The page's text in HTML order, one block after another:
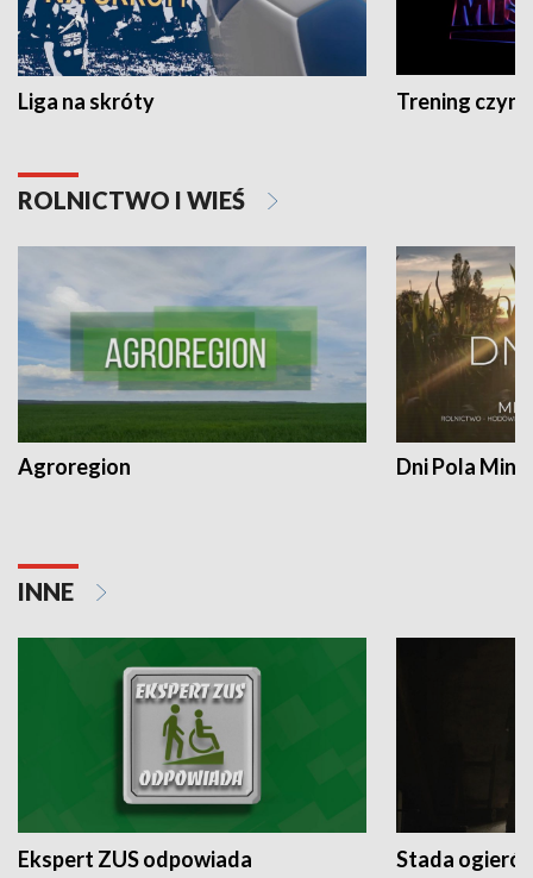
Liga na skróty Trening czyni
ROLNICTWO I WIEŚ
Agroregion Dni Pola
INNE
Ekspert ZUS odpowiada Stada